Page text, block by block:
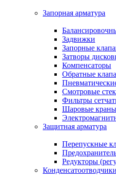
Запорная арматура
Задвижки
Запорные
Затворы
Компенсаторы
Обратные
Смотровые
Фильтры
Шаровые краны
Защитная арматура
Перепускные
Редукторы
Конденсатоотводчики